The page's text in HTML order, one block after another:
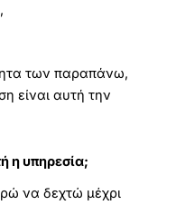
των παραπάνω,
είναι αυτή την
η υπηρεσία;
να δεχτώ μέχρι